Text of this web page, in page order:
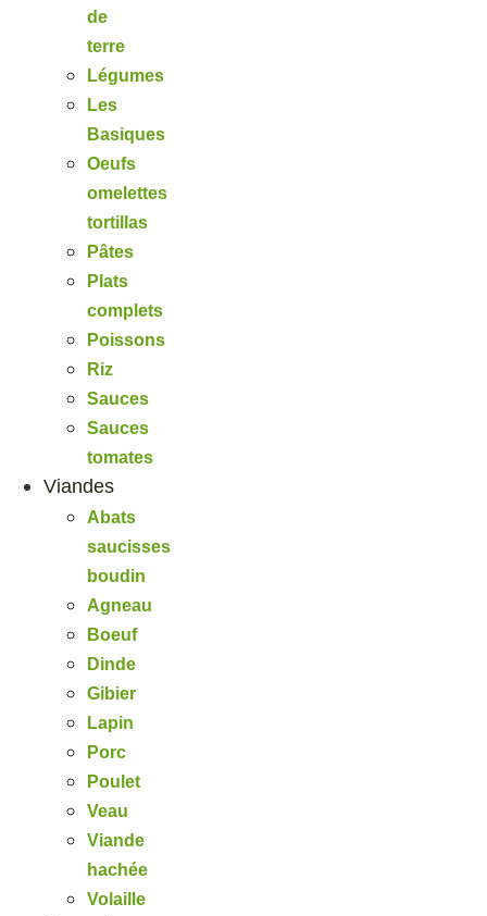
de
terre
Légumes
Les
Basiques
Oeufs
omelettes
tortillas
Pâtes
Plats
complets
Poissons
Riz
Sauces
Sauces
tomates
Viandes
Abats
saucisses
boudin
Agneau
Boeuf
Dinde
Gibier
Lapin
Porc
Poulet
Veau
Viande
hachée
Volaille